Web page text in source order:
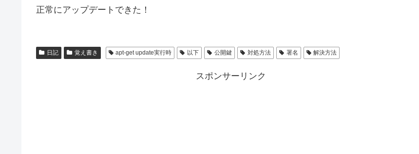
正常にアップデートできた！
日記 覚え書き apt-get update実行時 以下 公開鍵 対処方法 署名 解決方法
スポンサーリンク